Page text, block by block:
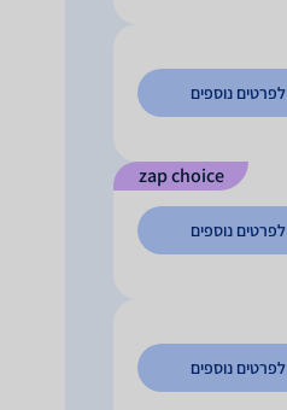
לפרטים נוספים
zap choice
לפרטים נוספים
לפרטים נוספים